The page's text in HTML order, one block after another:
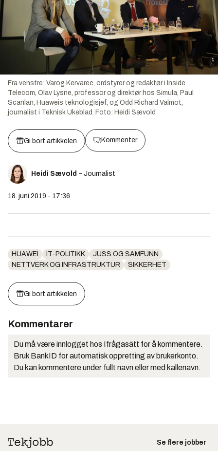
Fra venstre: Varog Kervarec, ordstyrer og redaktør i Inside
Telecom, Olav Lysne, professor og direktør hos Simula, Paul
Scanlan, Huaweis teknologisjef, og Odd Richard Valmot,
journalist i Teknisk Ukeblad. Foto: Heidi Sævold
Gi bort artikkelen Kommenter
Heidi Sævold – Journalist
18. juni 2019 - 17:36
HUAWEI IT-POLITIKK
JUSS OG SAMFUNN
NETTVERK OG INFRASTRUKTUR
SIKKERHET
Gi bort artikkelen
Kommentarer
Du må være innlogget hos Ifrågasätt for å kommentere.
Bruk BankID for automatisk oppretting av brukerkonto.
Du kan kommentere under fullt navn eller med kallenavn.
Se flere jobber